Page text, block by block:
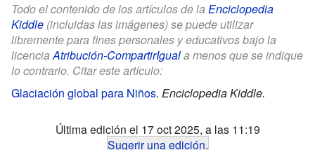
Todo el contenido de los artículos de la Enciclopedia
Kiddle (incluidas las imágenes) se puede utilizar
libremente para fines personales y educativos bajo la
licenciaAtribución-CompartirIguala menos que se indique
lo contrario. Citar este artículo:
Glaciación global para Niños. Enciclopedia Kiddle.
Última edición el 17 oct 2025, a las 11:19
Sugerir una edición.